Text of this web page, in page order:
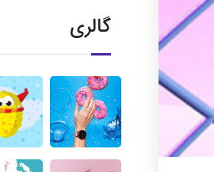
گالری